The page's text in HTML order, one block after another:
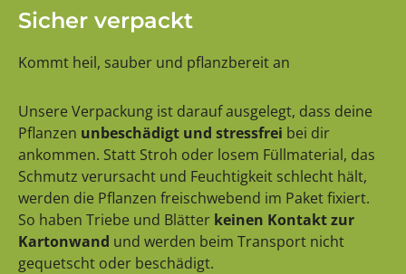
Sicher verpackt
Kommt heil, sauber und pflanzbereit an
Unsere Verpackung ist darauf ausgelegt, dass deine
Pflanzen unbeschädigt und stressfrei bei dir
ankommen. Statt Stroh oder losem Füllmaterial, das
Schmutz verursacht und Feuchtigkeit schlecht hält,
werden die Pflanzen freischwebend im Paket fixiert.
So haben Triebe und Blätter keinen Kontakt zur
Kartonwand und werden beim Transport nicht
gequetscht oder beschädigt.